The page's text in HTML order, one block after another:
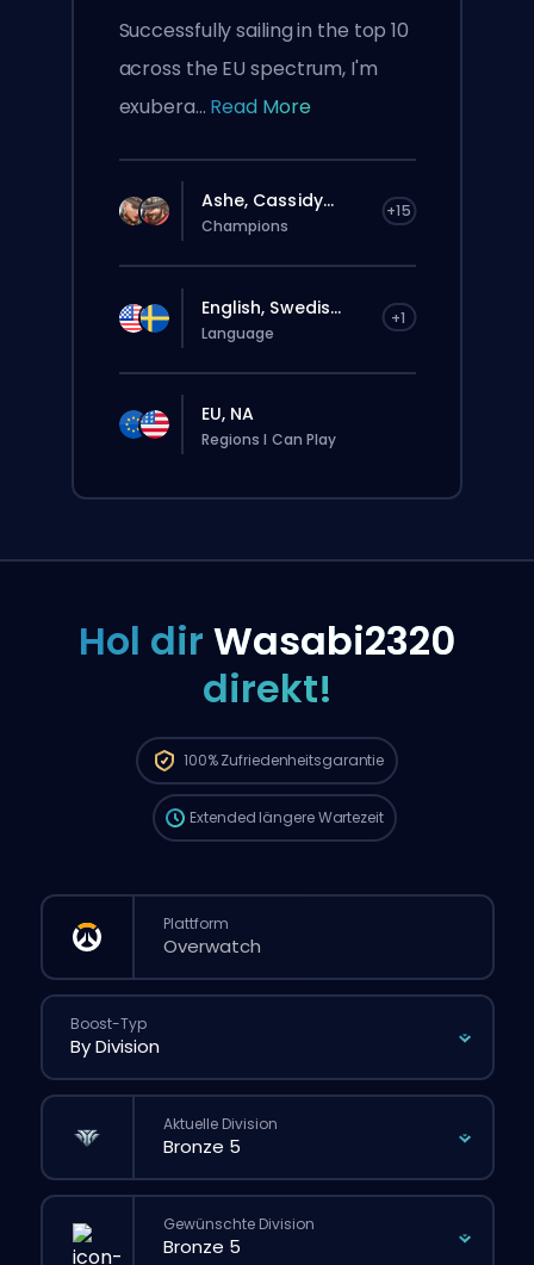
Successfully sailing in the top 10
across the EU spectrum, I'm
exubera... Read More
Ashe, Cassidy... +15
Champions
English, Swedis... +1
Language
EU, NA
Regions I Can Play
Hol dir Wasabi2320
direkt!
100%Zufriedenheitsgarantie
Deine Bestellung wird automatisch
die Wartezeit länger sein als bei einer
normalen Bestellung über die Website.
Extended längere Wartezeit
Plattform
Boost-Typ
Aktuelle Division
Gewünschte Division